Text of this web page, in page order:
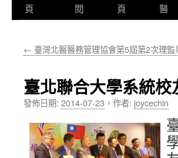
至
要
容
頁
閱
頁
醫
← 臺灣北醫醫務管理協會第5屆第2次理監
臺北聯合大學系統
發佈日期: 2014-07-23 ， 作者: joycechin